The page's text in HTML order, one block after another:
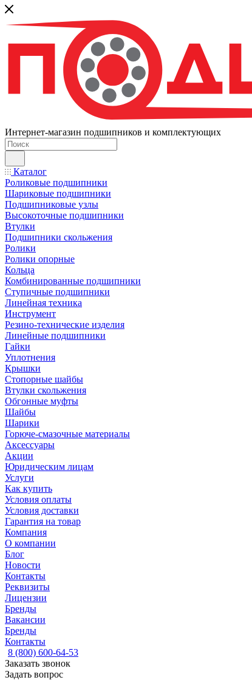
Интернет-магазин подшипников и комплектующих
Каталог
Роликовые подшипники
Шариковые подшипники
Подшипниковые узлы
Высокоточные подшипники
Втулки
Подшипники скольжения
Ролики
Ролики опорные
Кольца
Комбинированные подшипники
Ступичные подшипники
Линейная техника
Инструмент
Резино-технические изделия
Линейные подшипники
Гайки
Уплотнения
Крышки
Стопорные шайбы
Втулки скольжения
Обгонные муфты
Шайбы
Шарики
Горюче-смазочные материалы
Аксессуары
Акции
Юридическим лицам
Услуги
Как купить
Условия оплаты
Условия доставки
Гарантия на товар
Компания
О компании
Блог
Новости
Контакты
Реквизиты
Лицензии
Бренды
Вакансии
Бренды
Контакты
8 (800) 600-64-53
Заказать звонок
Задать вопрос